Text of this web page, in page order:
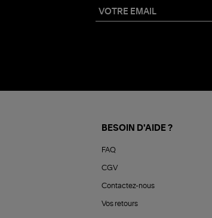
BESOIN D'AIDE ?
FAQ
CGV
Contactez-nous
Vos retours